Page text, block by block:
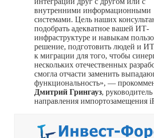
внутренними информационными
системами. Цель наших
подобрать адекватное вашей ИТ-
инфраструктуре и навыкам
решение, подготовить людей и
к миграции для того, чтобы
нескольких отечественных
смогла отчасти заменить
функциональность», —
Дмитрий Грингауз, руководитель
направления импортозамещения